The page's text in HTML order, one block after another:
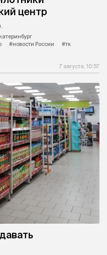
центр
#новости России #тк
7 августа, 10:57